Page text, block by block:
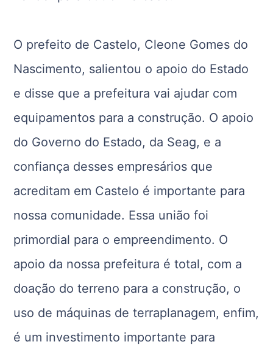
O prefeito de Castelo, Cleone Gomes do
Nascimento, salientou o apoio do Estado
e disse que a prefeitura vai ajudar com
equipamentos para a construção. O apoio
do Governo do Estado, da Seag, e a
confiança desses empresários que
acreditam em Castelo é importante para
nossa comunidade. Essa união foi
primordial para o empreendimento. O
apoio da nossa prefeitura é total, com a
doação do terreno para a construção, o
uso de máquinas de terraplanagem, enfim,
é um investimento importante para